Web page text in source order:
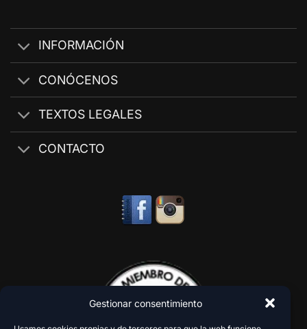
Gestionar consentimiento
INFORMACIÓN
CONÓCENOS
TEXTOS LEGALES
CONTACTO